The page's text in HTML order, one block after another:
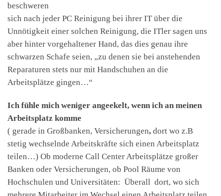
beschweren
sich nach jeder PC Reinigung bei ihrer IT über die
Unnötigkeit einer solchen Reinigung, die ITler sagen uns
aber hinter vorgehaltener Hand, das dies genau ihre
schwarzen Schafe seien, „zu denen sie bei anstehenden
Reparaturen stets nur mit Handschuhen an die
Arbeitsplätze gingen…“
Ich fühle mich weniger angeekelt, wenn ich an meinen
Arbeitsplatz komme
( gerade in Großbanken, Versicherungen, dort wo z.B
stetig wechselnde Arbeitskräfte sich einen Arbeitsplatz
teilen…) Ob moderne Call Center Arbeitsplätze großer
Banken oder Versicherungen, ob Pool Räume von
Hochschulen und Universitäten: Überall dort, wo sich